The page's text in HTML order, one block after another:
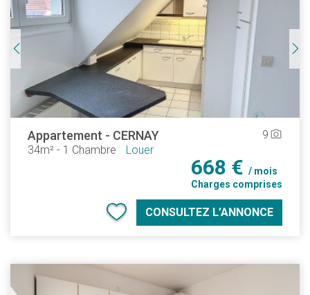
Appartement - CERNAY
34m² - 1 Chambre Louer
9 camera_alt
668 € / mois
Charges comprises
CONSULTEZ L’ANNONCE